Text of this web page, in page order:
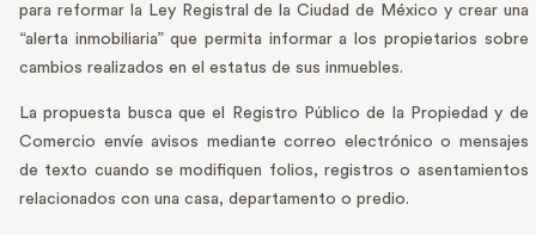
para reformar la Ley Registral de la Ciudad de México y crear una
“alerta inmobiliaria” que permita informar a los propietarios sobre
cambios realizados en el estatus de sus inmuebles.
La propuesta busca que el Registro Público de la Propiedad y de
Comercio envíe avisos mediante correo electrónico o mensajes
de texto cuando se modifiquen folios, registros o asentamientos
relacionados con una casa, departamento o predio.